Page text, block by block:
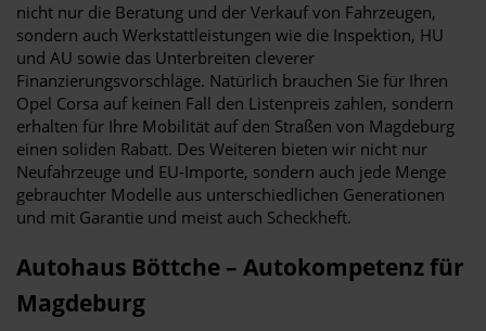
nicht nur die Beratung und der Verkauf von Fahrzeugen,
sondern auch Werkstattleistungen wie die Inspektion, HU
und AU sowie das Unterbreiten cleverer
Finanzierungsvorschläge. Natürlich brauchen Sie für Ihren
Opel Corsa auf keinen Fall den Listenpreis zahlen, sondern
erhalten für Ihre Mobilität auf den Straßen von Magdeburg
einen soliden Rabatt. Des Weiteren bieten wir nicht nur
Neufahrzeuge und EU-Importe, sondern auch jede Menge
gebrauchter Modelle aus unterschiedlichen Generationen
und mit Garantie und meist auch Scheckheft.
Autohaus Böttche – Autokompetenz für
Magdeburg